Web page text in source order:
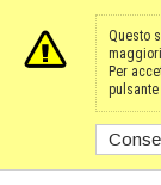
Questo
Per
pulsante